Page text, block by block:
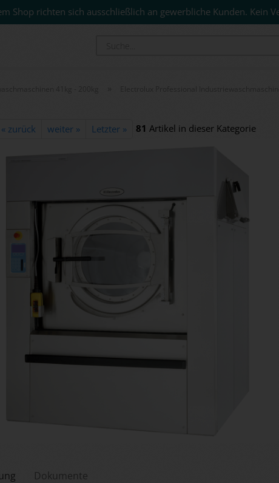
Shop richten sich ausschließlich an gewerbliche Kunden. Kein
« zurück weiter » Letzter » 81 Artikel in dieser Kategorie
Dokumente